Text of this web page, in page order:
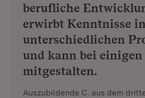
berufliche
erwirbt Kenntnisse
unterschiedlichen
und kann bei
mitgestalten.
Auszubildende C. aus dem